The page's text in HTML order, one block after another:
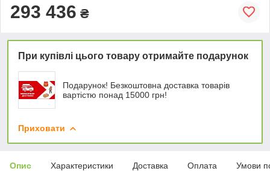
293 436 ₴
При купівлі цього товару отримайте подарунок
Подарунок! Безкоштовна доставка товарів
вартістю понад 15000 грн!
Приховати
Опис Характеристики Доставка Оплата Умови